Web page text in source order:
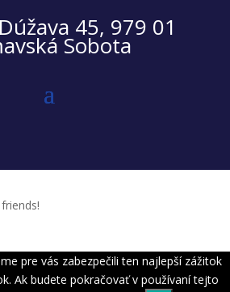
45, 979 01
Sobota
pre vás zabezpečili ten najlepší zážitok
Ak budete pokračovať v používaní tejto